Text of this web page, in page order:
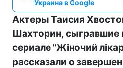
Украина в Google
Актеры Таисия
Шахторин, сыгравшие
сериале "Жіночий
рассказали о